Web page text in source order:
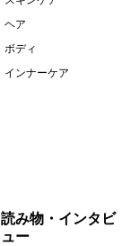
ヘア
ボディ
インナーケア
読み物・インタビ
ュー